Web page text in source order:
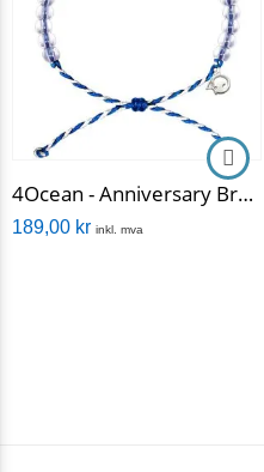
4Ocean - Anniversary Bracelet
189,00 kr inkl. mva